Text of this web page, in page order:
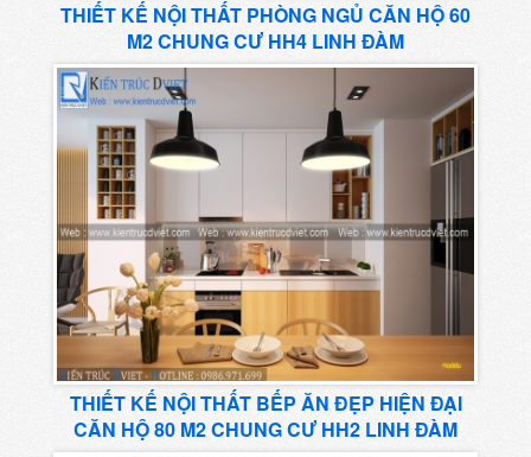
THIẾT KẾ NỘI THẤT PHÒNG NGỦ CĂN HỘ 60
M2 CHUNG CƯ HH4 LINH ĐÀM
THIẾT KẾ NỘI THẤT BẾP ĂN ĐẸP HIỆN ĐẠI
CĂN HỘ 80 M2 CHUNG CƯ HH2 LINH ĐÀM